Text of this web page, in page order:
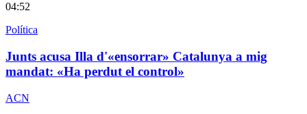
04:52
Política
Junts acusa Illa d'«ensorrar» Catalunya a mig
mandat: «Ha perdut el control»
ACN